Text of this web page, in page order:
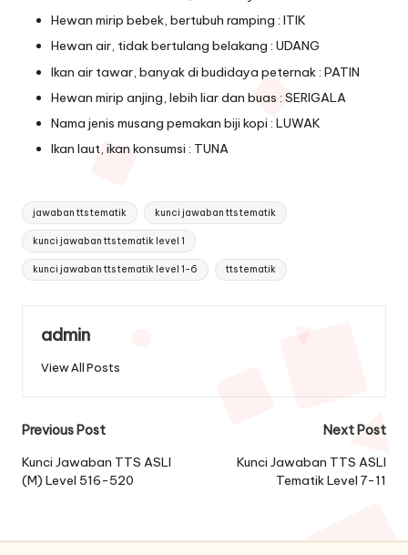
Hewan mirip bebek, bertubuh ramping : ITIK
Hewan air, tidak bertulang belakang : UDANG
Ikan air tawar, banyak di budidaya peternak : PATIN
Hewan mirip anjing, lebih liar dan buas : SERIGALA
Nama jenis musang pemakan biji kopi : LUWAK
Ikan laut, ikan konsumsi : TUNA
Tags:
jawaban tts tematik kunci jawaban tts tematik
kunci jawaban tts tematik level 1
kunci jawaban tts tematik level 1-6 tts tematik
admin
View All Posts
Post
navigation
Previous Post
Kunci Jawaban TTS ASLI
(M) Level 516-520
Next Post
Kunci Jawaban TTS ASLI
Tematik Level 7-11